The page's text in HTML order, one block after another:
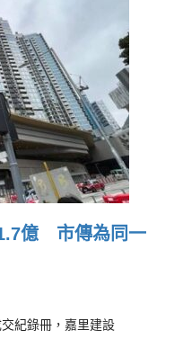
億 市傳為同一
紀錄冊，嘉里建設